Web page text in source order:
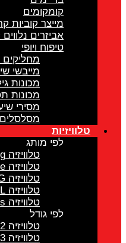
קומקומים
מייצר קוביות קרח
אביזרים נלווים
טיפוח ויופי
מחליקים שיער
מייבשי שיער
מכונות גילוח
מכונות תספורת
מסירי שיער
מסלסלים
טלוויזיות
לפי מותג